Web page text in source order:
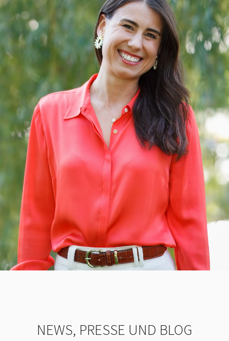
NEWS, PRESSE UND BLOG